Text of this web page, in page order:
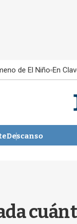
de El Niño En
Descanso